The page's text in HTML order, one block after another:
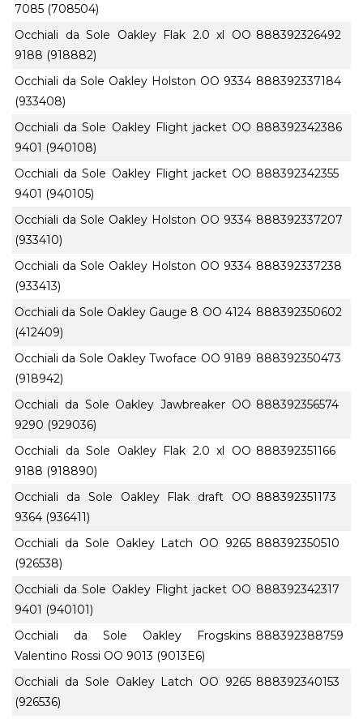
7085 (708504)
Occhiali da Sole Oakley Flak 2.0 xl OO
9188 (918882)
888392326492
Occhiali da Sole Oakley Holston OO 9334
(933408)
888392337184
Occhiali da Sole Oakley Flight jacket OO
9401 (940108)
888392342386
Occhiali da Sole Oakley Flight jacket OO
9401 (940105)
888392342355
Occhiali da Sole Oakley Holston OO 9334
(933410)
888392337207
Occhiali da Sole Oakley Holston OO 9334
(933413)
888392337238
Occhiali da Sole Oakley Gauge 8 OO 4124
(412409)
888392350602
Occhiali da Sole Oakley Twoface OO 9189
(918942)
888392350473
Occhiali da Sole Oakley Jawbreaker OO
9290 (929036)
888392356574
Occhiali da Sole Oakley Flak 2.0 xl OO
9188 (918890)
888392351166
Occhiali da Sole Oakley Flak draft OO
9364 (936411)
888392351173
Occhiali da Sole Oakley Latch OO 9265
(926538)
888392350510
Occhiali da Sole Oakley Flight jacket OO
9401 (940101)
888392342317
Occhiali da Sole Oakley Frogskins
Valentino Rossi OO 9013 (9013E6)
888392388759
Occhiali da Sole Oakley Latch OO 9265
(926536)
888392340153